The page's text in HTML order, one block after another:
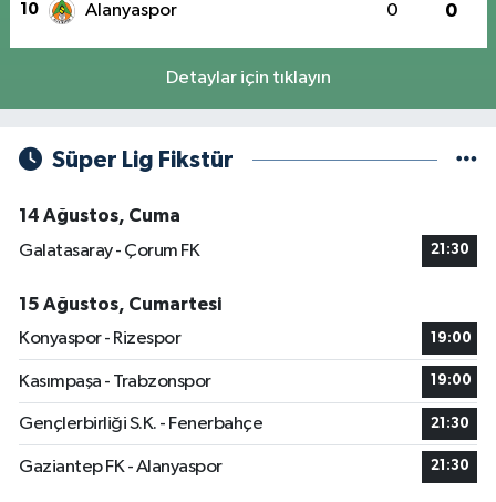
10 Alanyaspor 0 0
Detaylar için tıklayın
Süper Lig Fikstür
14 Ağustos, Cuma
Galatasaray - Çorum FK
21:30
15 Ağustos, Cumartesi
Konyaspor - Rizespor
19:00
Kasımpaşa - Trabzonspor 19:00
Gençlerbirliği S.K. - Fenerbahçe 21:30
Gaziantep FK - Alanyaspor 21:30